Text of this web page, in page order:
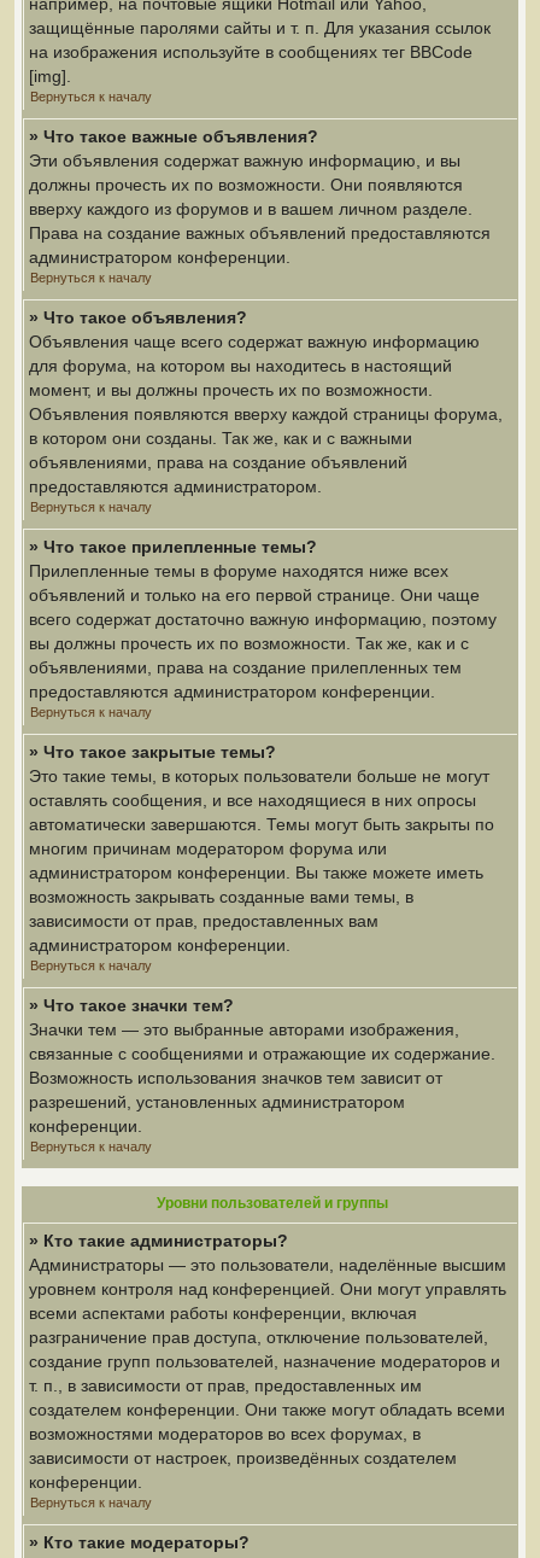
защищённые паролями сайты и т. п. Для указания ссылок
на изображения используйте в сообщениях тег BBCode
[img].
Вернуться к началу
» Что такое важные объявления?
Эти объявления содержат важную информацию, и вы
должны прочесть их по возможности. Они появляются
вверху каждого из форумов и в вашем личном разделе.
Права на создание важных объявлений предоставляются
администратором конференции.
Вернуться к началу
» Что такое объявления?
Объявления чаще всего содержат важную информацию
для форума, на котором вы находитесь в настоящий
момент, и вы должны прочесть их по возможности.
Объявления появляются вверху каждой страницы форума,
в котором они созданы. Так же, как и с важными
объявлениями, права на создание объявлений
предоставляются администратором.
Вернуться к началу
» Что такое прилепленные темы?
Прилепленные темы в форуме находятся ниже всех
объявлений и только на его первой странице. Они чаще
всего содержат достаточно важную информацию, поэтому
вы должны прочесть их по возможности. Так же, как и с
объявлениями, права на создание прилепленных тем
предоставляются администратором конференции.
Вернуться к началу
» Что такое закрытые темы?
Это такие темы, в которых пользователи больше не могут
оставлять сообщения, и все находящиеся в них опросы
автоматически завершаются. Темы могут быть закрыты по
многим причинам модератором форума или
администратором конференции. Вы также можете иметь
возможность закрывать созданные вами темы, в
зависимости от прав, предоставленных вам
администратором конференции.
Вернуться к началу
» Что такое значки тем?
Значки тем — это выбранные авторами изображения,
связанные с сообщениями и отражающие их содержание.
Возможность использования значков тем зависит от
разрешений, установленных администратором
конференции.
Вернуться к началу
Уровни пользователей и группы
» Кто такие администраторы?
Администраторы — это пользователи, наделённые высшим
уровнем контроля над конференцией. Они могут управлять
всеми аспектами работы конференции, включая
разграничение прав доступа, отключение пользователей,
создание групп пользователей, назначение модераторов и
т. п., в зависимости от прав, предоставленных им
создателем конференции. Они также могут обладать всеми
возможностями модераторов во всех форумах, в
зависимости от настроек, произведённых создателем
конференции.
Вернуться к началу
» Кто такие модераторы?